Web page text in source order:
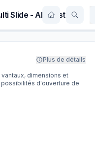
Slide - Aluplast
Plus de détails
dimensions et
d'ouverture de